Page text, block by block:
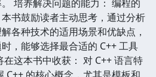
培养解决问题的能力： 编程的
书鼓励读者主动思考，通过分析
各种技术的适用场景和优缺点，
，能够选择最合适的 C++ 工具
这本书中收获： 对 C++ 语言特